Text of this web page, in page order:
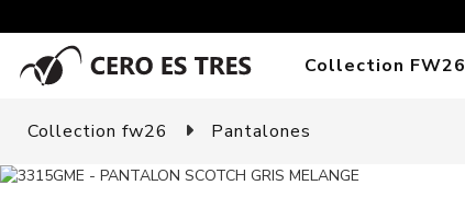
Collection FW26
Collection fw26 Pantalones